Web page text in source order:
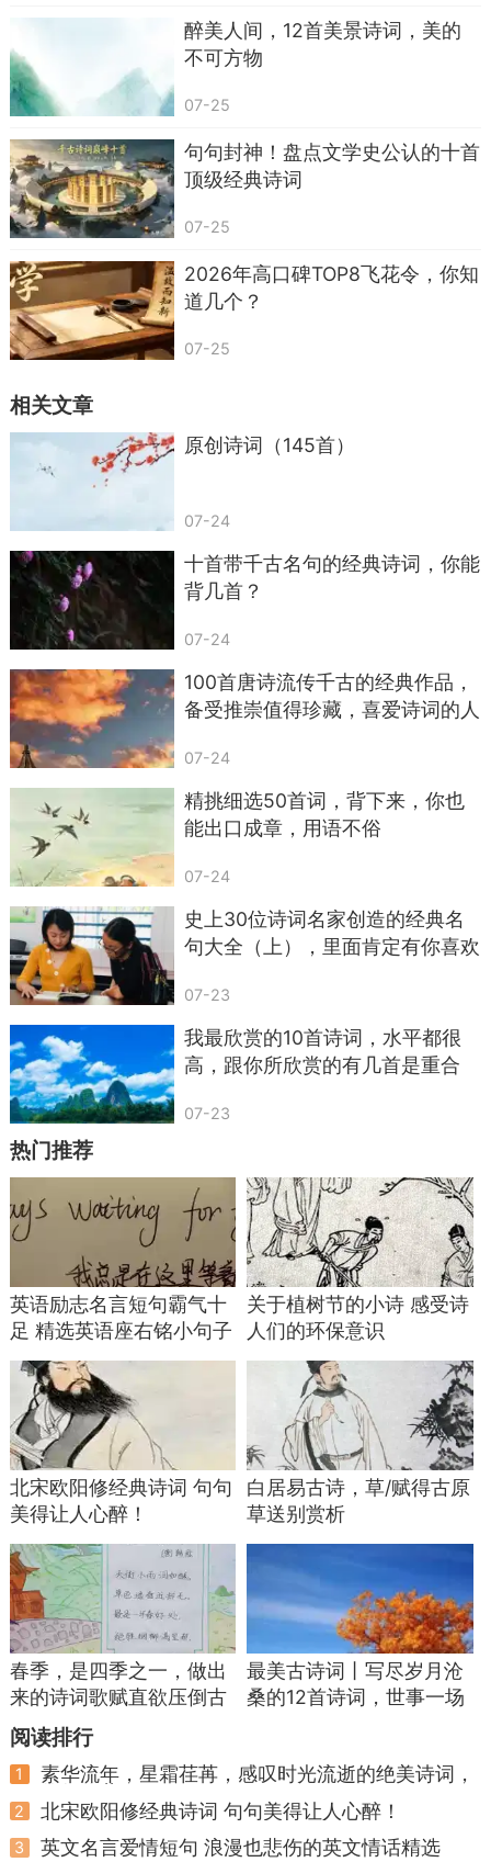
客人散了又聚，来了又去，日子就这样一天天
流逝。花儿落了又开，开了又谢，自然生命轮回上
演，人生百年转瞬即逝。
整首诗诚如题目所写，就像一幅写意画，不描
摹人生的细枝末节，仅用独坐看山看水、高眠听风
听雨两种动态，就将隐逸生活高度浓缩。
山水与风雨，既是诗人沉浸式体验的自然景
观，又是追求自由洒脱的精神象征。与自然对话，
纵使只是独坐高眠，也不会觉得寂寞孤独。
而正是在与自然的对话中，诗人感受到了人生
重彩，只是化为客去客来日复一日与花开花落年复
一年的意象对比中。
整首诗运用重复、叠词、对比还有对仗，读来
音律感极强，极其治愈人心。这种自由豁达的人生
态度，总让我想起黄霑的歌词，“千山我独行，不必
相送。”
这句歌词不只是写给《楚留香》的侠客形象，
更渗透了黄霑本人的生死观照，在人生暮年多次叮
嘱亲友要在自己未来的葬礼上播放此曲作为告别。
人，生而自由，去亦自由，有些路只适合一个
人来去。
3
日日深杯酒满，朝朝小圃花开。自歌自舞自开
怀，无拘无束无碍。
青史几番春梦，黄泉多少奇才。不须计较与安
排，领取而今现在。
—宋·朱敦儒《西江月·日日深杯酒满》
有些人的自由，注定带着几分疏狂，将世俗樊
笼蔑视，才能找到出路。
一如词俊朱敦儒，“我是清都山水郎，天教分付
与疏狂”，他不只热爱山水，还掌管天宫山水。所
以，“诗万首，酒千觞。几曾着眼看侯王？”
醉美人间，12首美景诗词，美的
不可方物
07-25
句句封神！盘点文学史公认的十首
顶级经典诗词
07-25
2026年高口碑TOP8飞花令，你知
道几个？
07-25
相关文章
原创诗词（145首）
07-24
十首带千古名句的经典诗词，你能
背几首？
07-24
100首唐诗流传千古的经典作品，
备受推崇值得珍藏，喜爱诗词的人
07-24
精挑细选50首词，背下来，你也
能出口成章，用语不俗
07-24
史上30位诗词名家创造的经典名
句大全（上），里面肯定有你喜欢
07-23
我最欣赏的10首诗词，水平都很
高，跟你所欣赏的有几首是重合
07-23
热门推荐
英语励志名言短句霸气十
足 精选英语座右铭小句子
关于植树节的小诗 感受诗
人们的环保意识
北宋欧阳修经典诗词 句句
美得让人心醉！
白居易古诗，草/赋得古原
草送别赏析
春季，是四季之一，做出
来的诗词歌赋直欲压倒古
人
最美古诗词丨写尽岁月沧
桑的12首诗词，世事一场
阅读排行
1
素华流年，星霜荏苒，感叹时光流逝的绝美诗词，
2 北宋欧阳修经典诗词 句句美得让人心醉！
3 英文名言爱情短句 浪漫也悲伤的英文情话精选